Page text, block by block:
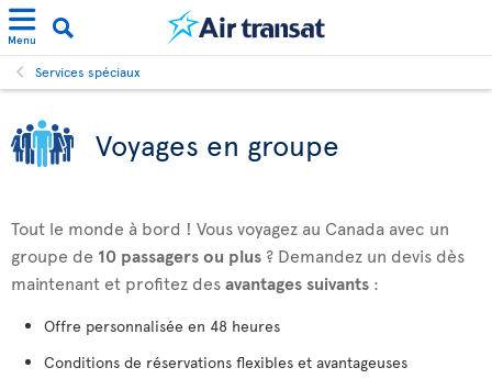
Menu
Services spéciaux
Voyages en groupe
Tout le monde à bord ! Vous voyagez au Canada avec un
groupe de 10 passagers ou plus ? Demandez un devis dès
maintenant et profitez desavantages suivants :
Offre personnalisée en 48 heures
Conditions de réservations flexibles et avantageuses